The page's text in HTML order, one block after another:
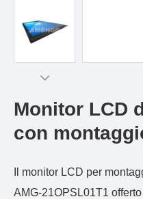
Monitor LCD
con
Il monitor LCD per
AMG-21OPSL01T1